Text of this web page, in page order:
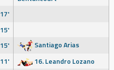
17'
15'
15'
Santiago Arias
11'
16. Leandro Lozano